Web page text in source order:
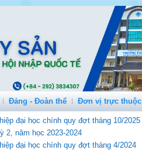
Đảng - Đoàn thể Đơn vị trực thuộc
đại học chính quy đợt tháng 10/2025
2, năm học 2023-2024
đại học chính quy đợt tháng 4/2024